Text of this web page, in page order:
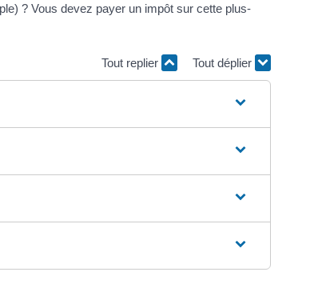
? Vous devez payer un impôt sur cette plus-
Tout replier Tout déplier